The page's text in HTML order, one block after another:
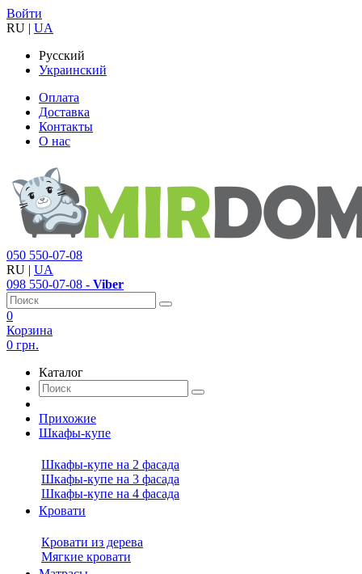
Войти
RU | UA
Русский
Украинский
Оплата
Доставка
Контакты
О нас
050 550-07-08
RU | UA
098 550-07-08 - Viber
0
Корзина
0 грн.
Каталог
Прихожие
Шкафы-купе
Шкафы-купе на 2 фасада
Шкафы-купе на 3 фасада
Шкафы-купе на 4 фасада
Кровати
Кровати из дерева
Мягкие кровати